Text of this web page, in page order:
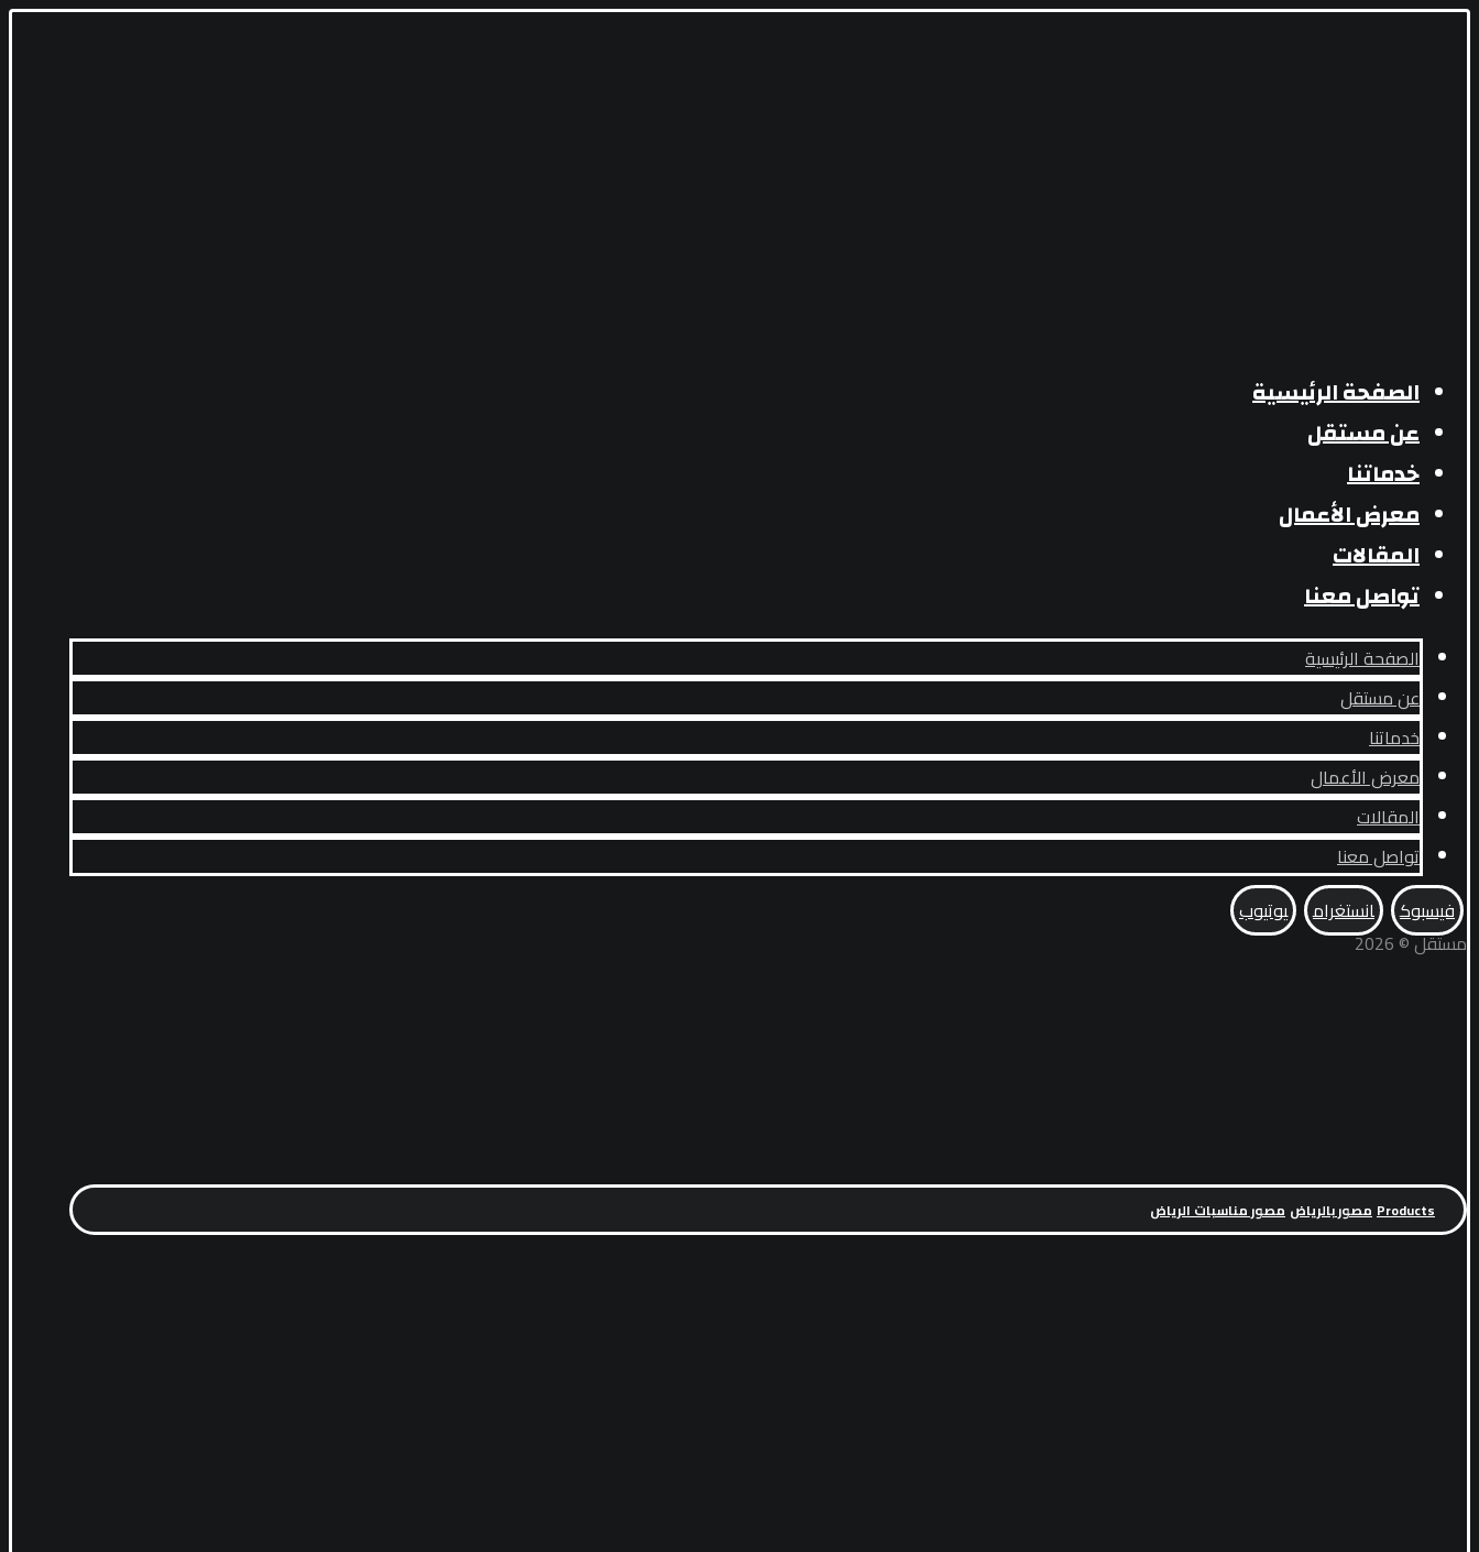
الصفحة الرئيسية
عن مستقل
خدماتنا
معرض الأعمال
المقالات
تواصل معنا
الصفحة الرئيسية
عن مستقل
خدماتنا
معرض الأعمال
المقالات
تواصل معنا
فيسبوك
انستغرام
يوتيوب
مستقل © 2026
Productsمصور بالرياض مصور مناسبات الرياض